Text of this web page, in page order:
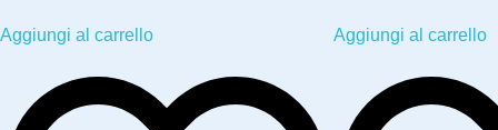
Aggiungi al carrello Aggiungi al carrello